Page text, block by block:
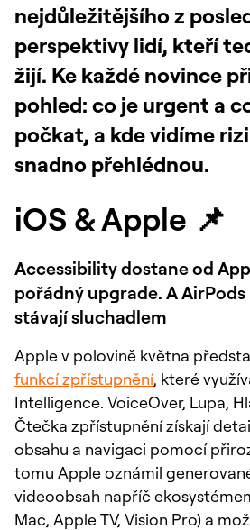
nejdůležitějšího z
perspektivy lidí, kteří
žijí. Ke každé novince
pohled: co je urgent a
počkat, a kde vidíme
snadno přehlédnou.
iOS & Apple 📌
Accessibility dostane od
pořádný upgrade. A AirPods
stávají sluchadlem
Apple v polovině května
funkcí zpřístupnění, které
Intelligence. VoiceOver, Lupa,
Čtečka zpřístupnění získají
obsahu a navigaci pomocí
tomu Apple oznámil
videoobsah napříč
Mac, Apple TV, Vision Pro) a